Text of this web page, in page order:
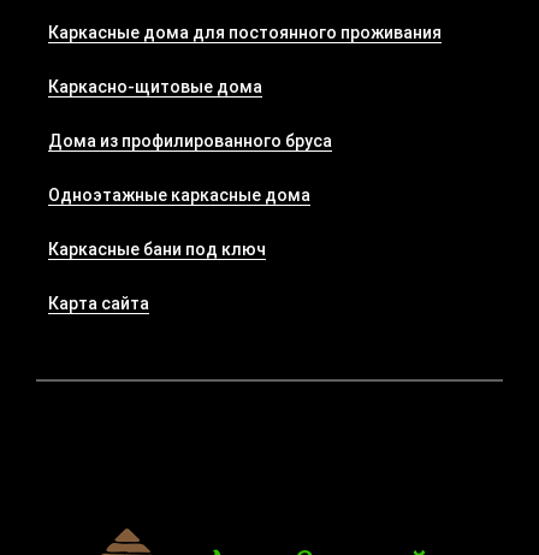
Каркасные дома для постоянного проживания
Каркасно-щитовые дома
Дома из профилированного бруса
Одноэтажные каркасные дома
Каркасные бани под ключ
Карта сайта